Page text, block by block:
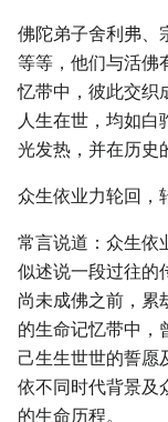
佛陀弟子舍利弗、
等等，他们与活佛
忆带中，彼此交织
人生在世，均如白
光发热，并在历史
众生依业力轮回，
常言说道：众生依
似述说一段过往的
尚未成佛之前，累
的生命记忆带中，
己生生世世的誓愿
依不同时代背景及
的生命历程。